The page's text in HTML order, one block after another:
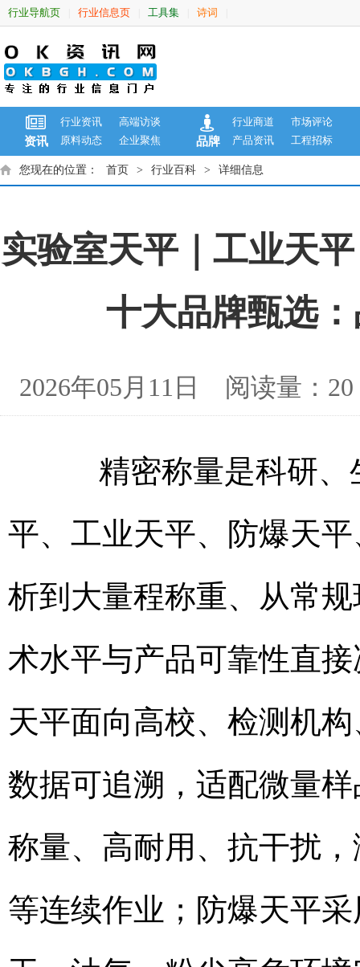
行业导航页 行业信息页 工具集 诗词
资讯
行业资讯
高端访谈
原料动态
企业聚焦 品牌
行业商道
市场评论
产品资讯
工程招标
您现在的位置： 首页 > 行业百科 > 详细信息
实验室天平｜工业天
十大品牌甄选
2026年05月11日 阅读量：
精密称量是科研、
平、工业天平、防爆天
析到大量程称重、从常
术水平与产品可靠性直
天平面向高校、检测机
数据可追溯，适配微量
称量、高耐用、抗干扰
等连续作业；防爆天平